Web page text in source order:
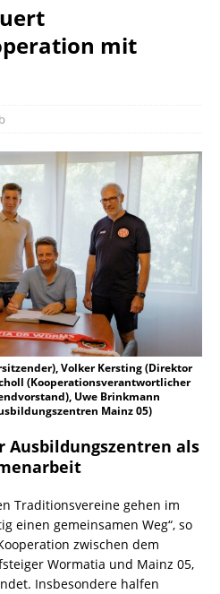
mit
Volker Kersting (Direktor
(Kooperationsverantwortlicher
Uwe Brinkmann
Mainz 05)
Ausbildungszentren als
Traditionsvereine gehen im
einen gemeinsamen Weg“, so
zwischen dem
Wormatia und Mainz 05,
Insbesondere halfen